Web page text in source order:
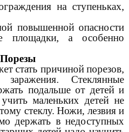
на ступеньках,
повышенной опасности
площадки, а особенно
Порезы
стать причиной порезов,
Стеклянные
подальше от детей и
маленьких детей не
стеклу. Ножи, лезвия и
держать в недоступных